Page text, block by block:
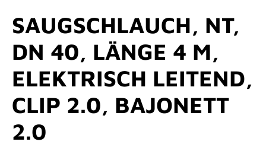
SAUGSCHLAUCH, NT,
DN 40, LÄNGE 4 M,
ELEKTRISCH LEITEND,
CLIP 2.0, BAJONETT
2.0